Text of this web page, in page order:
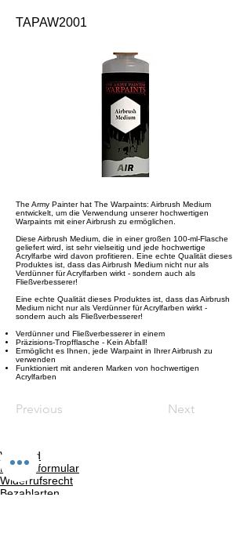
TAPAW2001
The Army Painter hat The Warpaints: Airbrush Medium
entwickelt, um die Verwendung unserer hochwertigen
Warpaints mit einer Airbrush zu ermöglichen.
Diese Airbrush Medium, die in einer großen 100-ml-Flasche
geliefert wird, ist sehr vielseitig und jede hochwertige
Acrylfarbe wird davon profitieren. Eine echte Qualität dieses
Produktes ist, dass das Airbrush Medium nicht nur als
Verdünner für Acrylfarben wirkt - sondern auch als
Fließverbesserer!
Eine echte Qualität dieses Produktes ist, dass das Airbrush
Medium nicht nur als Verdünner für Acrylfarben wirkt -
sondern auch als Fließverbesserer!
Verdünner und Fließverbesserer in einem
Präzisions-Tropfflasche - Kein Abfall!
Ermöglicht es Ihnen, jede Warpaint in Ihrer Airbrush zu
verwenden
Funktioniert mit anderen Marken von hochwertigen
Acrylfarben
Previous Next
Versand
Kontaktformular
Widerrufsrecht
Bezahlarten